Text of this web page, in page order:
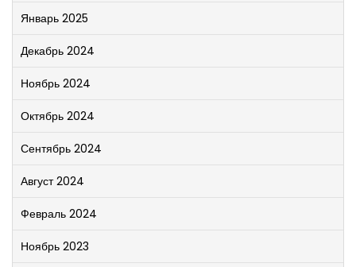
Январь 2025
Декабрь 2024
Ноябрь 2024
Октябрь 2024
Сентябрь 2024
Август 2024
Февраль 2024
Ноябрь 2023